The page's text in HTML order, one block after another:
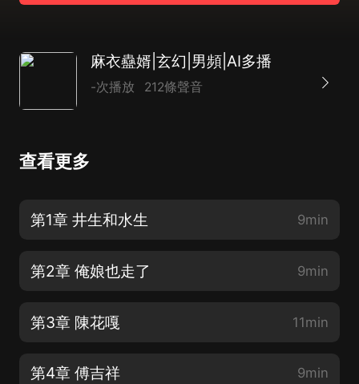
麻衣蠱婿|玄幻|男頻|AI多播
-次播放 212條聲音
查看更多
第1章 井生和水生 9min
第2章 俺娘也走了 9min
第3章 陳花嘎 11min
第4章 傅吉祥 9min